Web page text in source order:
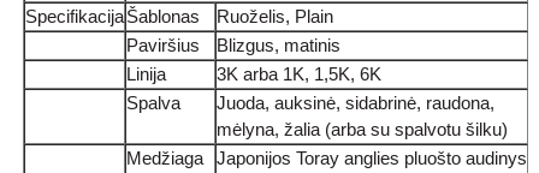
SpecifikacijaŠablonas
Ruoželis, Plain
Paviršius
Blizgus, matinis
Linija
3K arba 1K, 1,5K, 6K
Spalva
Juoda, auksinė, sidabrinė, raudona,
mėlyna, žalia (arba su spalvotu šilku)
Medžiaga
Japonijos Toray anglies pluošto audinys